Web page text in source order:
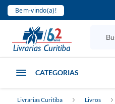
Bem-vindo(a)!
CATEGORIAS
Livrarias Curitiba Livros